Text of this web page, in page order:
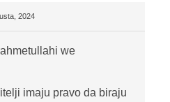
2024
we
imaju pravo da biraju